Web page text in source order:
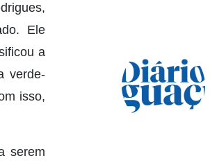
Ele
a
verde-
isso,
serem